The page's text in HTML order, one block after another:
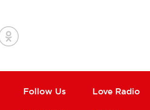
Follow Us Love Radio